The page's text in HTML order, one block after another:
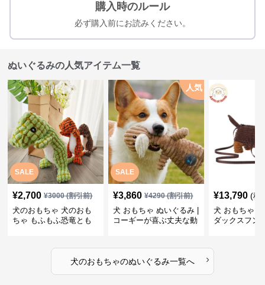
購入時のルール
必ず購入前にお読みください。
ぬいぐるみの人気アイテム一覧
SALE
¥2,700 ¥3000(割引前)
犬のおもちゃ 犬のおも
ちゃ もふもふ恐竜とも
SALE
人気
¥3,860 ¥4290(割引前)
犬 おもちゃ ぬいぐるみ |
コーギーが喜ぶ丈夫な動
¥13,790 (税
犬 おもちゃ
ダックスフン
犬のおもちゃのぬいぐるみ一覧へ ›